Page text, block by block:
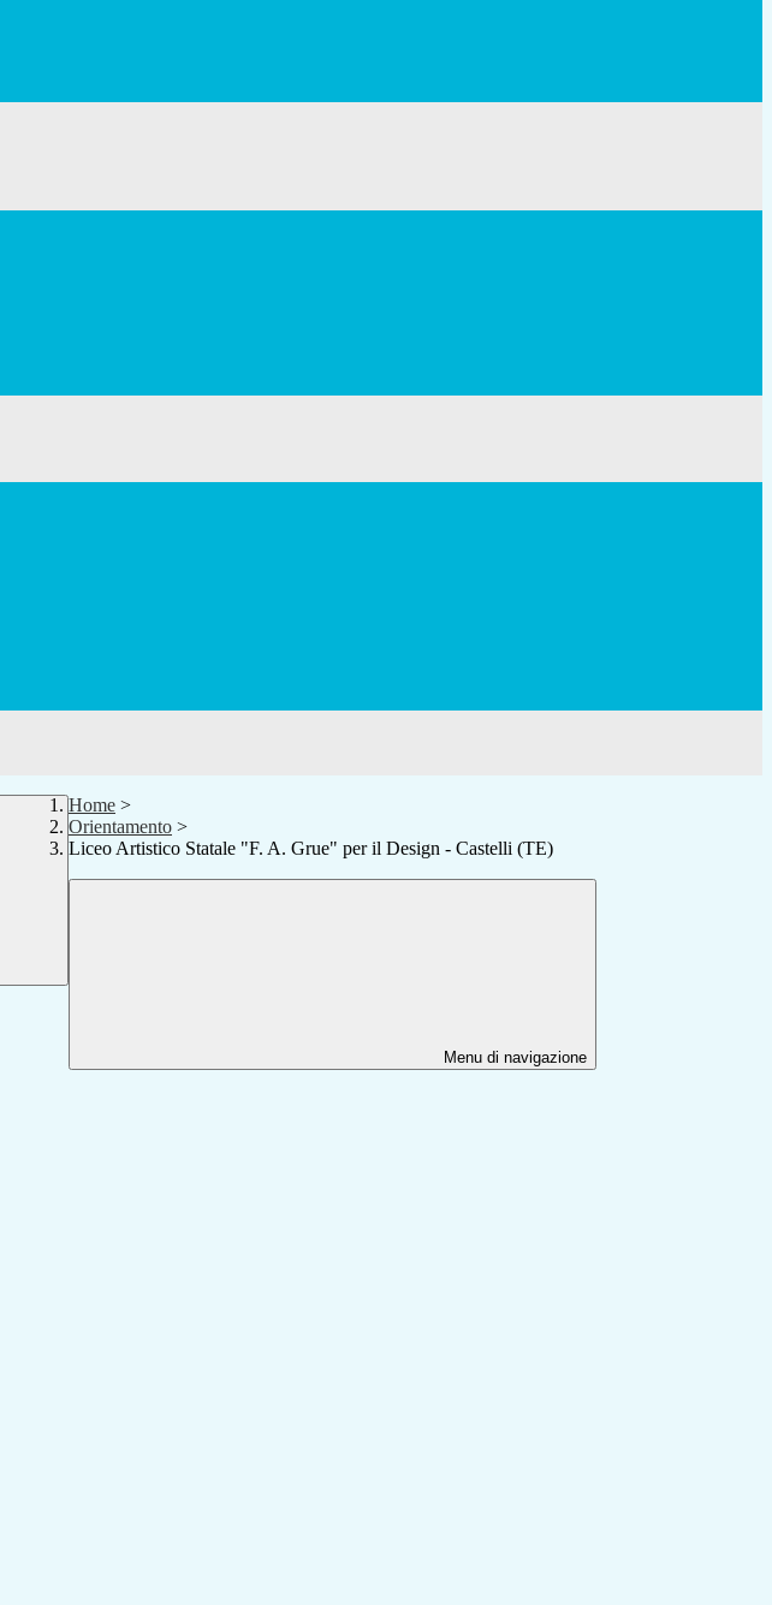
Home >
Orientamento >
Liceo Artistico Statale "F. A. Grue" per il Design - Castelli (TE)
Menu di navigazione